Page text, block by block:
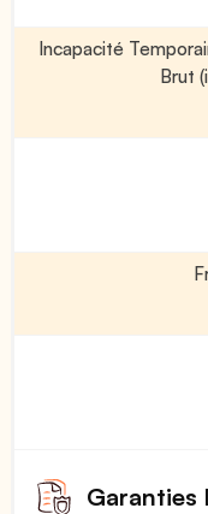
Incapacité
Brut
Garanties